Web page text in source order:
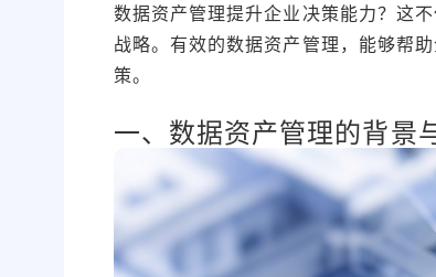
数据资产管理提升企业决策能力？这
战略。有效的数据资产管理，能够帮
策。
一、数据资产管理的背景